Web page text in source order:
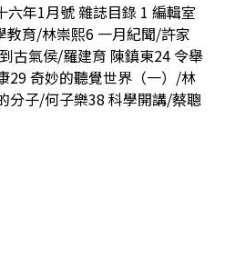
六年1月號 雜誌目錄 1 編輯室
教育/林崇熙6 一月紀聞/許家
古氣侯/羅建育 陳鎮東24 令舉
29 奇妙的聽覺世界（一）/林
分子/何子樂38 科學開講/蔡聰